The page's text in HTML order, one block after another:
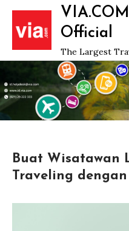
Skip
content
Official
The Largest
Buat Wisatawan
Traveling